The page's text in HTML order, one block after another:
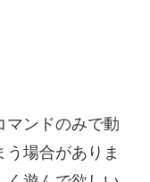
マンドのみで動
場合がありま